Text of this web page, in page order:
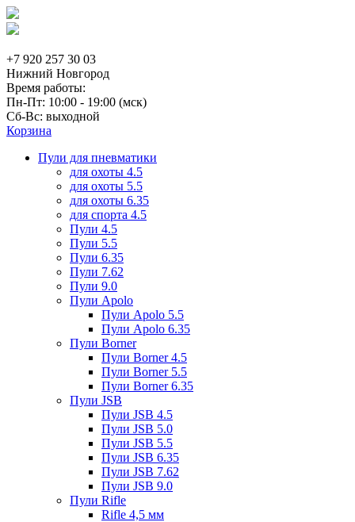
+7 920 257 30 03
Нижний Новгород
Время работы:
Пн-Пт: 10:00 - 19:00 (мск)
Сб-Вс: выходной
Корзина
Пули для пневматики
для охоты 4.5
для охоты 5.5
для охоты 6.35
для спорта 4.5
Пули 4.5
Пули 5.5
Пули 6.35
Пули 7.62
Пули 9.0
Пули Apolo
Пули Apolo 5.5
Пули Apolo 6.35
Пули Borner
Пули Borner 4.5
Пули Borner 5.5
Пули Borner 6.35
Пули JSB
Пули JSB 4.5
Пули JSB 5.0
Пули JSB 5.5
Пули JSB 6.35
Пули JSB 7.62
Пули JSB 9.0
Пули Rifle
Rifle 4,5 мм